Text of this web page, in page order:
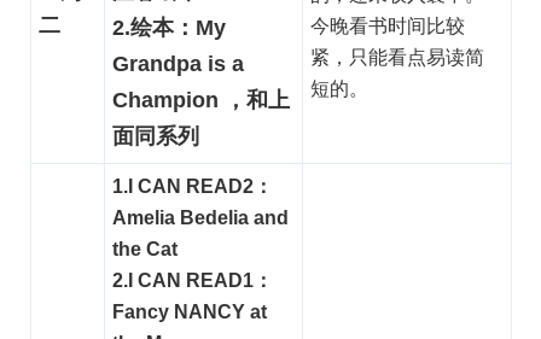
二
2.绘本：My
Grandpa is a
Champion ，和上
面同系列
今晚看书时间比较
紧，只能看点易读简
短的。
1.I CAN READ2：
Amelia Bedelia and
the Cat
2.I CAN READ1：
Fancy NANCY at